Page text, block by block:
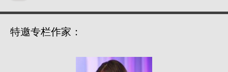
特邀专栏作家：